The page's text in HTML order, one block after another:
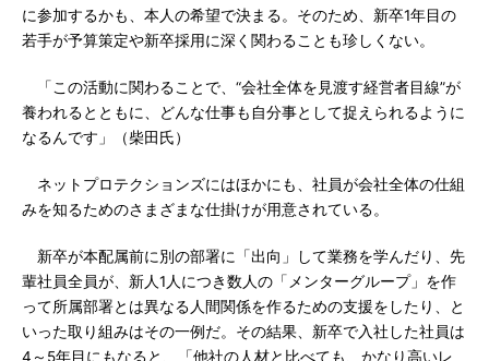
に参加するかも、本人の希望で決まる。そのため、新卒1年目の
若手が予算策定や新卒採用に深く関わることも珍しくない。
「この活動に関わることで、“会社全体を見渡す経営者目線”が
養われるとともに、どんな仕事も自分事として捉えられるように
なるんです」（柴田氏）
ネットプロテクションズにはほかにも、社員が会社全体の仕組
みを知るためのさまざまな仕掛けが用意されている。
新卒が本配属前に別の部署に「出向」して業務を学んだり、先
輩社員全員が、新人1人につき数人の「メンターグループ」を作
って所属部署とは異なる人間関係を作るための支援をしたり、と
いった取り組みはその一例だ。その結果、新卒で入社した社員は
4～5年目にもなると、「他社の人材と比べても、かなり高いレ